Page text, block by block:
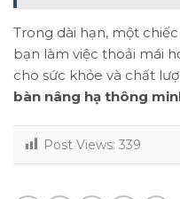
Trong dài hạn, một chiếc
bạn làm việc thoải mái
cho sức khỏe và chất
bàn nâng hạ thông
Post Views: 339